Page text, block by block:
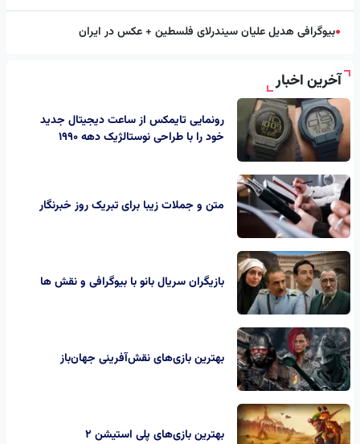
●بیوگرافی هدیل علیان سیندرلای فلسطین + عکس در ایران
آخرین اخبار
رونمایی تایمکس از ساعت‌ دیجیتال جدید
خود را با طراحی نوستالژیک دهه 1990
متن و جملات زیبا برای تبریک روز خبرنگار
بازیگران سریال بانو با بیوگرافی و نقش ها
بهترین بازی‌های نقش‌آفرینی جهان‌باز
بهترین بازی‌های پلی استیشن ۲